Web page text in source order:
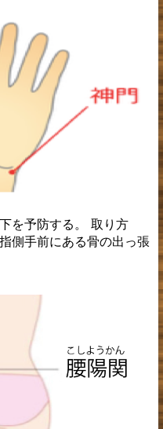
を予防する。 取り方
側手前にある骨の出っ張